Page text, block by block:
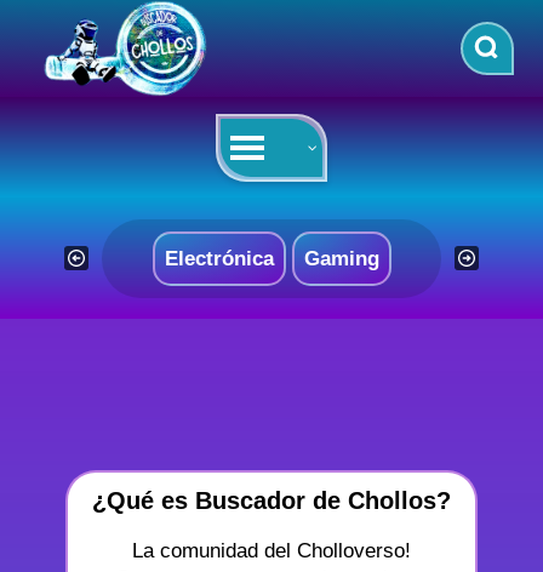
contenido
Electrónica Gaming
¿Qué es Buscador de Chollos?
La comunidad del Cholloverso!